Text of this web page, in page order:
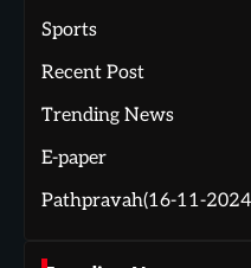
Sports
Recent Post
Trending News
E-paper
Pathpravah(16-11-